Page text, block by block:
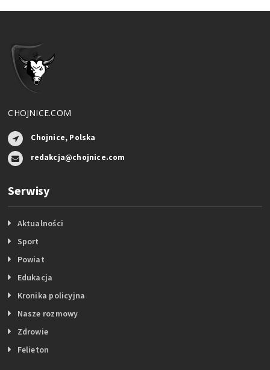
CHOJNICE.COM
Chojnice, Polska
redakcja@chojnice.com
Serwisy
Aktualności
Sport
Powiat
Edukacja
Kronika policyjna
Nasze rozmowy
Zdrowie
Felieton